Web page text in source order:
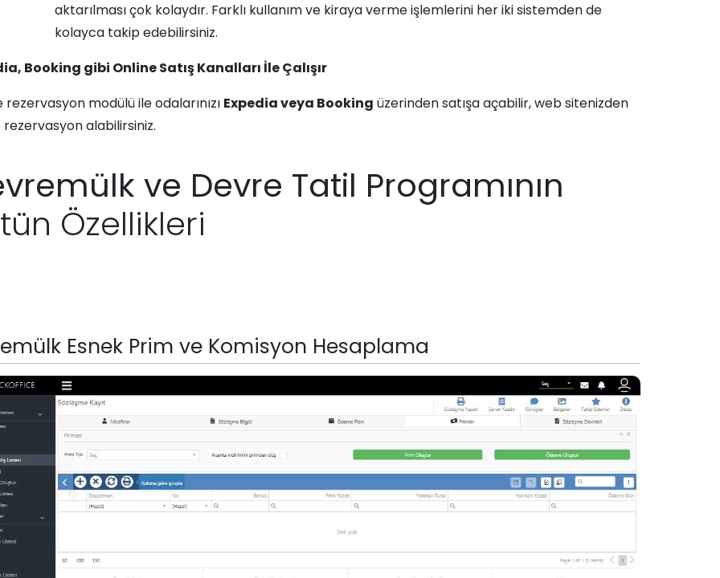
aktarılması çok kolaydır. Farklı kullanım ve kiraya verme işlemlerini her iki sistemden de
kolayca takip edebilirsiniz.
Booking gibi Online Satış Kanalları İle Çalışır
rezervasyon modülü ile odalarınızı Expedia veya Booking üzerinden satışa açabilir, web sitenizden
alabilirsiniz.
ve Devre Tatil Programının
Özellikleri
Esnek Prim ve Komisyon Hesaplama